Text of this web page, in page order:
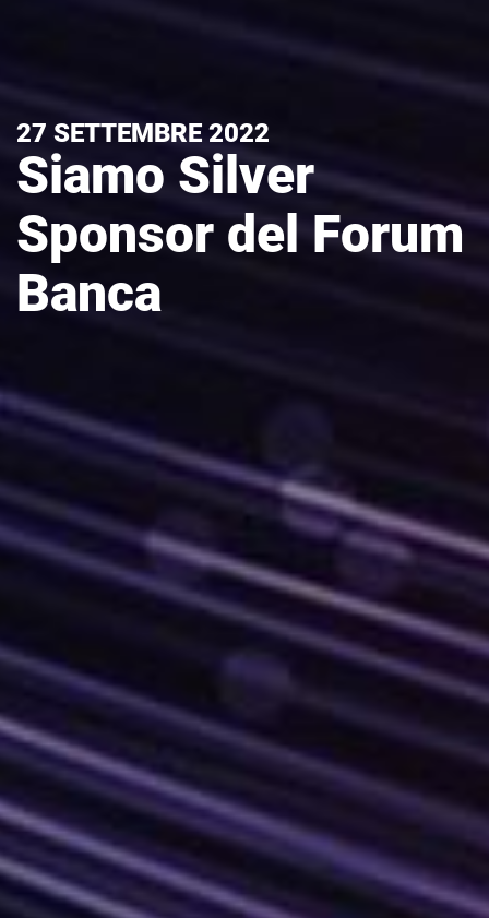
27 SETTEMBRE 2022
Siamo Silver
Sponsor del Forum
Banca